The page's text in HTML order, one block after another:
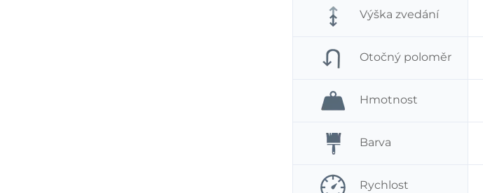
Výška zvedání
Otočný poloměr
Hmotnost
Barva
Rychlost